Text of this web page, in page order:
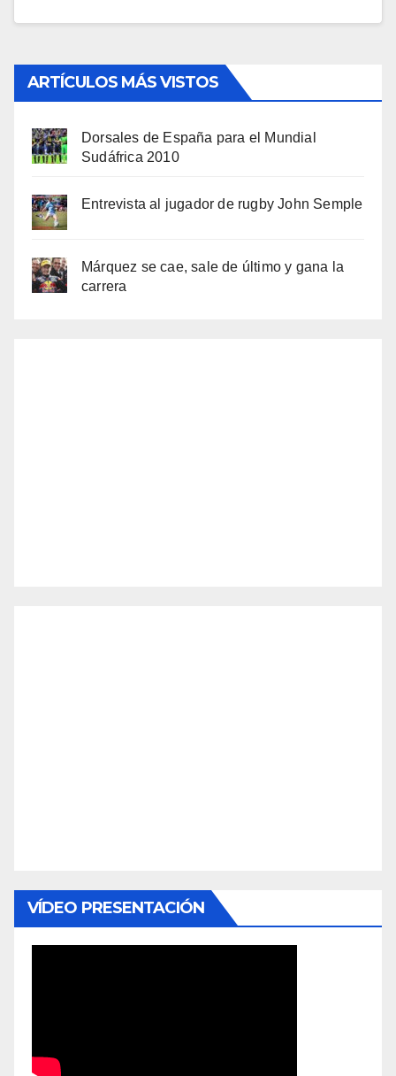
ARTÍCULOS MÁS VISTOS
Dorsales de España para el Mundial
Sudáfrica 2010
Entrevista al jugador de rugby John Semple
Márquez se cae, sale de último y gana la
carrera
VÍDEO PRESENTACIÓN